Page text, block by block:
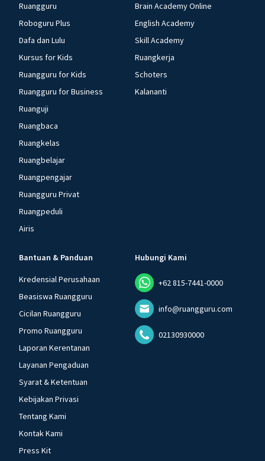
Ruangguru
Roboguru Plus
Dafa dan Lulu
Kursus for Kids
Ruangguru for Kids
Ruangguru for Business
Ruanguji
Ruangbaca
Ruangkelas
Ruangbelajar
Ruangpengajar
Ruangguru Privat
Ruangpeduli
Airis
Brain Academy Online
English Academy
Skill Academy
Ruangkerja
Schoters
Kalananti
Bantuan & Panduan
Kredensial Perusahaan
Beasiswa Ruangguru
Cicilan Ruangguru
Promo Ruangguru
Laporan Kerentanan
Layanan Pengaduan
Syarat & Ketentuan
Kebijakan Privasi
Tentang Kami
Kontak Kami
Press Kit
Hubungi Kami
+62 815-7441-0000
info@ruangguru.com
02130930000